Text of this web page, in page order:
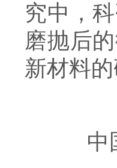
究中，
磨抛后
新材料
中国